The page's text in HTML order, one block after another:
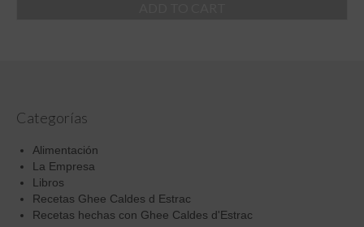
Categorías
Alimentación
La Empresa
Libros
Recetas Ghee Caldes d Estrac
Recetas hechas con Ghee Caldes d'Estrac